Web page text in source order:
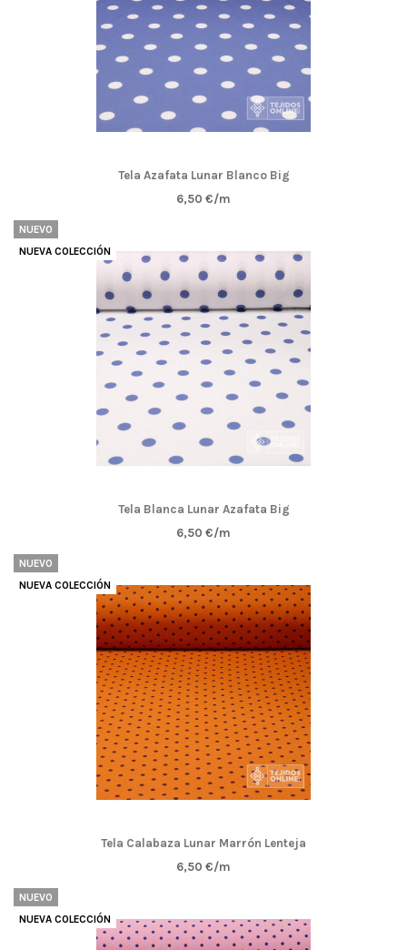
Tela Azafata Lunar Blanco Big
6,50 €/m
NUEVO
NUEVA COLECCIÓN
Tela Blanca Lunar Azafata Big
6,50 €/m
NUEVO
NUEVA COLECCIÓN
Tela Calabaza Lunar Marrón Lenteja
6,50 €/m
NUEVO
NUEVA COLECCIÓN